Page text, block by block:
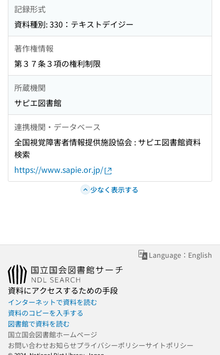
記録形式
資料種別: 330：テキストデイジー
著作権情報
第３７条３項の権利制限
所蔵機関
サピエ図書館
連携機関・データベース
全国視覚障害者情報提供施設協会 : サピエ図書館資料
検索
https://www.sapie.or.jp/
少なく表示する
Language：English
資料にアクセスするための手段
インターネットで資料を読む
資料のコピーを入手する
図書館で資料を読む
国立国会図書館ホームページ
お問い合わせお知らせプライバシーポリシーサイトポリシー